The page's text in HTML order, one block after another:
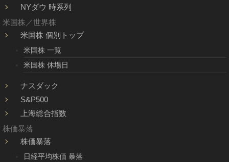
NYダウ 時系列
米国株／世界株
米国株 個別トップ
米国株 一覧
米国株 休場日
ナスダック
S&P500
上海総合指数
株価暴落
株価暴落
日経平均株価 暴落